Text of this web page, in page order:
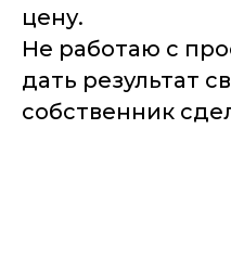
цену.
Не работаю с
дать результат
собственник